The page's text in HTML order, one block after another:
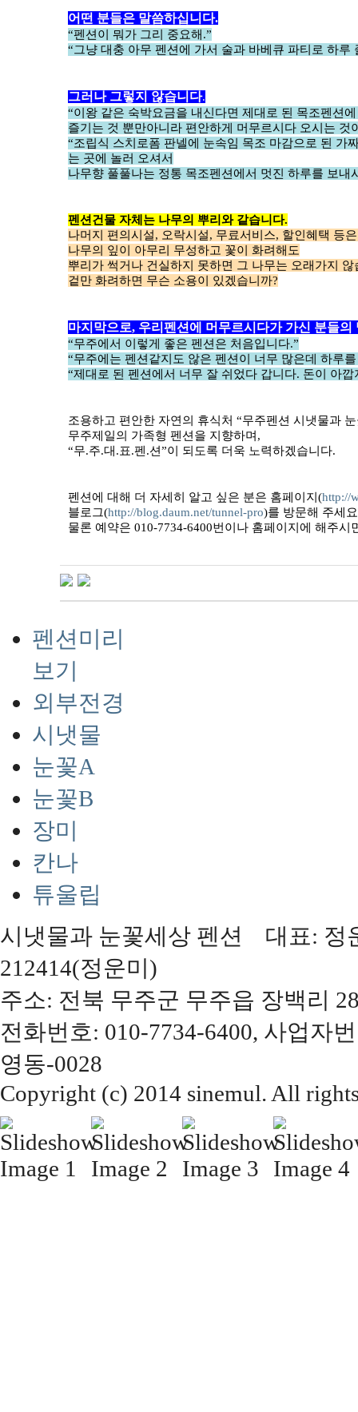
어떤 분들은 말씀하십니다.
“펜션이 뭐가 그리 중요해.”
“그냥 대충 아무 펜션에 가서 술과 바베큐 파티로 하루
그러나 그렇지 않습니다.
“이왕 같은 숙박요금을 내신다면 제대로 된 목조펜션
즐기는 것 뿐만아니라 편안하게 머무르시다 오시는 것
“조립식 스치로폼 판넬에 눈속임 목조 마감으로 된 가
는 곳에 놀러 오셔서
나무향 풀풀나는 정통 목조펜션에서 멋진 하루를 보내
펜션건물 자체는 나무의 뿌리와 같습니다.
나머지 편의시설, 오락시설, 무료서비스, 할인혜택 등
나무의 잎이 아무리 무성하고 꽃이 화려해도
뿌리가 썩거나 건실하지 못하면 그 나무는 오래가지 않
겉만 화려하면 무슨 소용이 있겠습니까?
마지막으로, 우리펜션에 머무르시다가 가신 분들의
“무주에서 이렇게 좋은 펜션은 처음입니다.”
“무주에는 펜션같지도 않은 펜션이 너무 많은데 하루
“제대로 된 펜션에서 너무 잘 쉬었다 갑니다. 돈이 아깝
조용하고 편안한 자연의 휴식처 “무주펜션 시냇물과
무주제일의 가족형 펜션을 지향하며,
“무.주.대.표.펜.션”이 되도록 더욱 노력하겠습니다.
펜션에 대해 더 자세히 알고 싶은 분은 홈페이지(http://
블로그(http://blog.daum.net/tunnel-pro)를 방문해 주세
물론 예약은 010-7734-6400번이나 홈페이지에 해주시
펜션미리
보기
외부전경
시냇물
눈꽃A
눈꽃B
장미
칸나
튜울립
시냇물과 눈꽃세상 펜션 대표: 정
212414(정운미)
주소: 전북 무주군 무주읍 장백리
전화번호: 010-7734-6400, 사업자
영동-0028
Copyright (c) 2014 sinemul. All